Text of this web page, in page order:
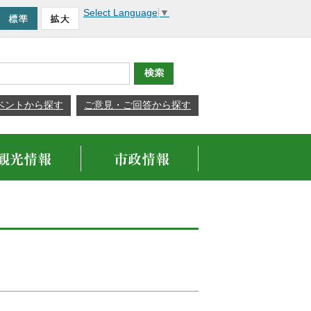
Select Language ▼
ントから探す ご意見・ご回答から探す